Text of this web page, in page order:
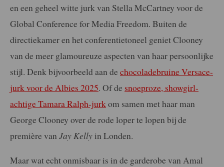
en een geheel witte jurk van Stella McCartney voor de
Global Conference for Media Freedom. Buiten de
directiekamer en het conferentietoneel geniet Clooney
van de meer glamoureuze aspecten van haar persoonlijke
stijl. Denk bijvoorbeeld aan de chocoladebruine Versace-
jurk voor de Albies 2025. Of de snoeproze, showgirl-
achtige Tamara Ralph-jurkom samen met haar man
George Clooney over de rode loper te lopen bij de
première van Jay Kelly in Londen.
Maar wat echt onmisbaar is in de garderobe van Amal